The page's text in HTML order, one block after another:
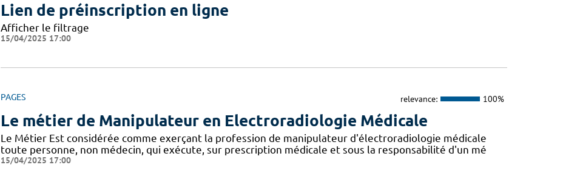
Lien de préinscription en ligne
Afficher le filtrage
15/04/2025 17:00
PAGES relevance: 100%
Le métier de Manipulateur en Electroradiologie Médicale
Le Métier Est considérée comme exerçant la profession de manipulateur d'électroradiologie médicale
toute personne, non médecin, qui exécute, sur prescription médicale et sous la responsabilité d'un mé
15/04/2025 17:00